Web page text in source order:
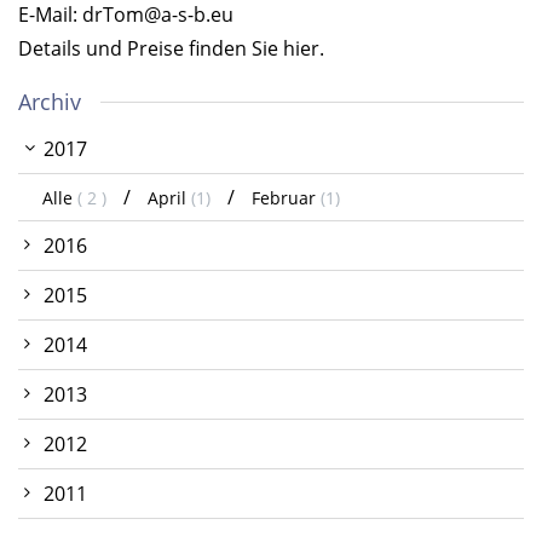
E-Mail: drTom@a-s-b.eu
Details und Preise finden Sie hier.
Archiv
2017
Alle ( 2 ) April (1) Februar (1)
2016
2015
2014
2013
2012
2011